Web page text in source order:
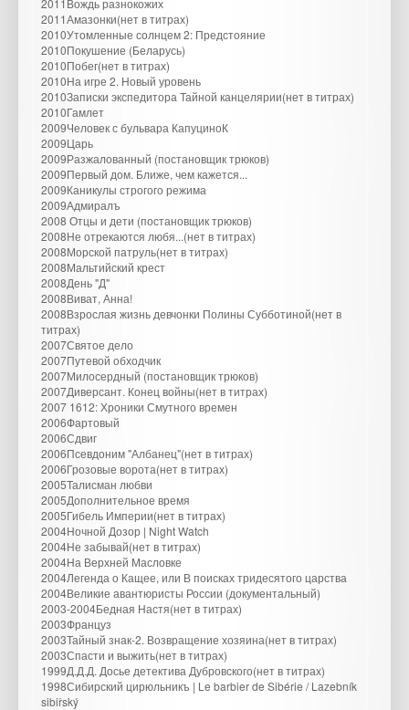
2011Вождь разнокожих
2011Амазонки(нет в титрах)
2010Утомленные солнцем 2: Предстояние
2010Покушение (Беларусь)
2010Побег(нет в титрах)
2010На игре 2. Новый уровень
2010Записки экспедитора Тайной канцелярии(нет в титрах)
2010Гамлет
2009Человек с бульвара КапуциноК
2009Царь
2009Разжалованный (постановщик трюков)
2009Первый дом. Ближе, чем кажется...
2009Каникулы строгого режима
2009Адмиралъ
2008 Отцы и дети (постановщик трюков)
2008Не отрекаются любя...(нет в титрах)
2008Морской патруль(нет в титрах)
2008Мальтийский крест
2008День "Д"
2008Виват, Анна!
2008Взрослая жизнь девчонки Полины Субботиной(нет в
титрах)
2007Святое дело
2007Путевой обходчик
2007Милосердный (постановщик трюков)
2007Диверсант. Конец войны(нет в титрах)
2007 1612: Хроники Смутного времен
2006Фартовый
2006Сдвиг
2006Псевдоним "Албанец"(нет в титрах)
2006Грозовые ворота(нет в титрах)
2005Талисман любви
2005Дополнительное время
2005Гибель Империи(нет в титрах)
2004Ночной Дозор | Night Watch
2004Не забывай(нет в титрах)
2004На Верхней Масловке
2004Легенда о Кащее, или В поисках тридесятого царства
2004Великие авантюристы России (документальный)
2003-2004Бедная Настя(нет в титрах)
2003Француз
2003Тайный знак-2. Возвращение хозяина(нет в титрах)
2003Спасти и выжить(нет в титрах)
1999Д.Д.Д. Досье детектива Дубровского(нет в титрах)
1998Сибирский цирюльникъ | Le barbier de Sibérie / Lazebník
sibiřský